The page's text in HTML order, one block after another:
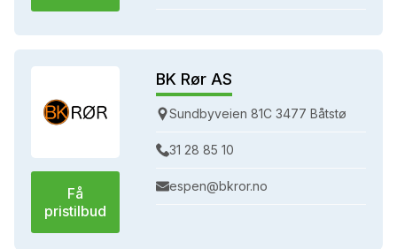
Få
pristilbud
BK Rør AS
Sundbyveien 81C 3477 Båtstø
31 28 85 10
espen@bkror.no